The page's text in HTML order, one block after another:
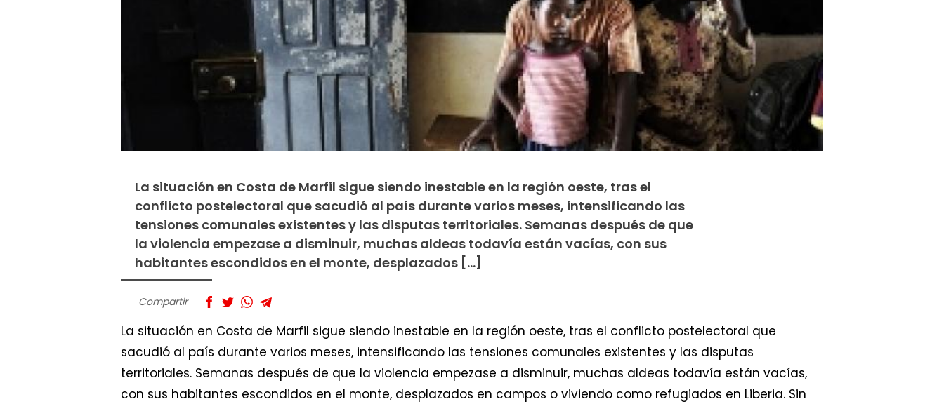
La situación en Costa de Marfil sigue siendo inestable en la región oeste, tras el
conflicto postelectoral que sacudió al país durante varios meses, intensificando las
tensiones comunales existentes y las disputas territoriales. Semanas después de que
la violencia empezase a disminuir, muchas aldeas todavía están vacías, con sus
habitantes escondidos en el monte, desplazados […]
Compartir
La situación en Costa de Marfil sigue siendo inestable en la región oeste, tras el conflicto postelectoral que
sacudió al país durante varios meses, intensificando las tensiones comunales existentes y las disputas
territoriales. Semanas después de que la violencia empezase a disminuir, muchas aldeas todavía están vacías,
con sus habitantes escondidos en el monte, desplazados en campos o viviendo como refugiados en Liberia. Sin